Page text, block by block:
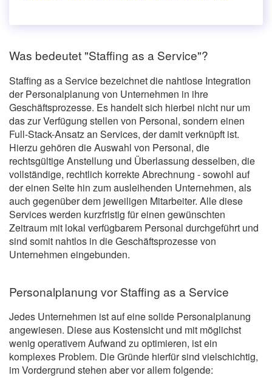
Was bedeutet "Staffing as a Service"?
Staffing as a Service bezeichnet die nahtlose Integration
der Personalplanung von Unternehmen in ihre
Geschäftsprozesse. Es handelt sich hierbei nicht nur um
das zur Verfügung stellen von Personal, sondern einen
Full-Stack-Ansatz an Services, der damit verknüpft ist.
Hierzu gehören die Auswahl von Personal, die
rechtsgültige Anstellung und Überlassung desselben, die
vollständige, rechtlich korrekte Abrechnung - sowohl auf
der einen Seite hin zum ausleihenden Unternehmen, als
auch gegenüber dem jeweiligen Mitarbeiter. Alle diese
Services werden kurzfristig für einen gewünschten
Zeitraum mit lokal verfügbarem Personal durchgeführt und
sind somit nahtlos in die Geschäftsprozesse von
Unternehmen eingebunden.
Personalplanung vor Staffing as a Service
Jedes Unternehmen ist auf eine solide Personalplanung
angewiesen. Diese aus Kostensicht und mit möglichst
wenig operativem Aufwand zu optimieren, ist ein
komplexes Problem. Die Gründe hierfür sind vielschichtig,
im Vordergrund stehen aber vor allem folgende: